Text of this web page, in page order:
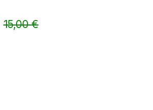
15,00€
per bussola Suunto KB-14 e PM-5